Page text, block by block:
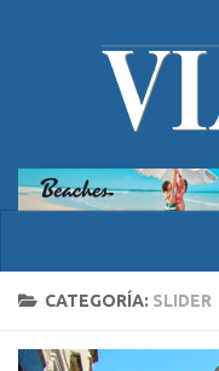
CATEGORÍA: SLIDER